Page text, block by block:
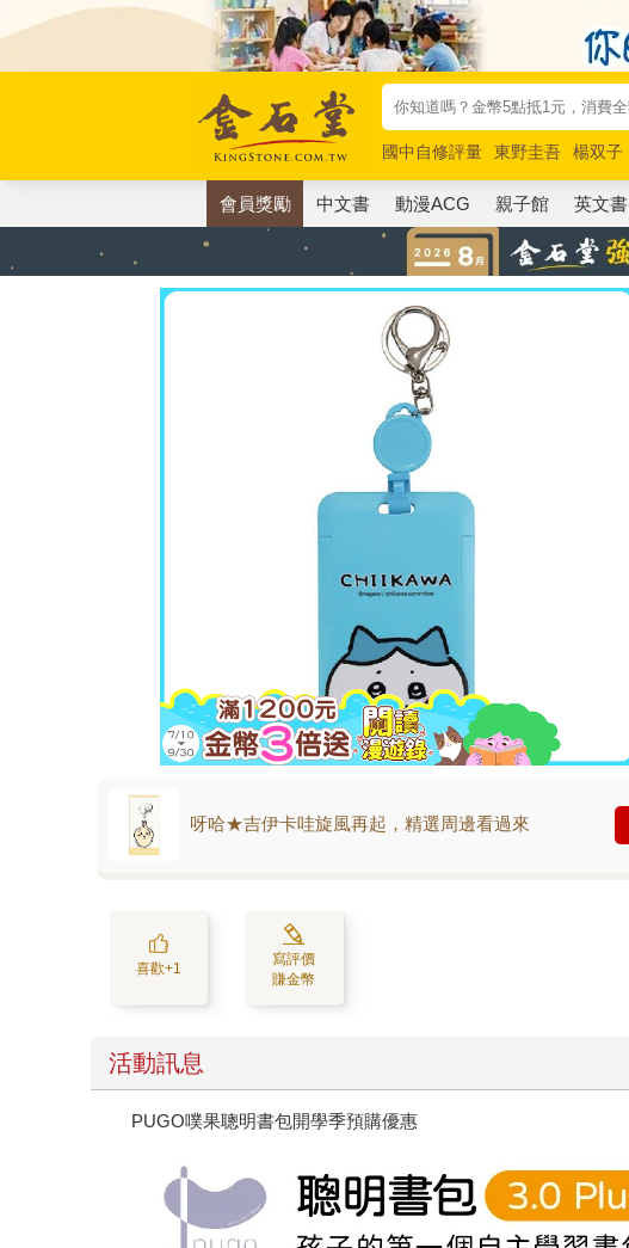
國中自修評量 東野圭吾 楊双子
唯紅花綻放
奧德賽 路邊攤新作
會員獎勵 中文書 動漫ACG 親子館 英文書
呀哈★吉伊卡哇旋風再起，精選周邊看過來
喜歡+1
寫評價
賺金幣
活動訊息
PUGO噗果聰明書包開學季預購優惠